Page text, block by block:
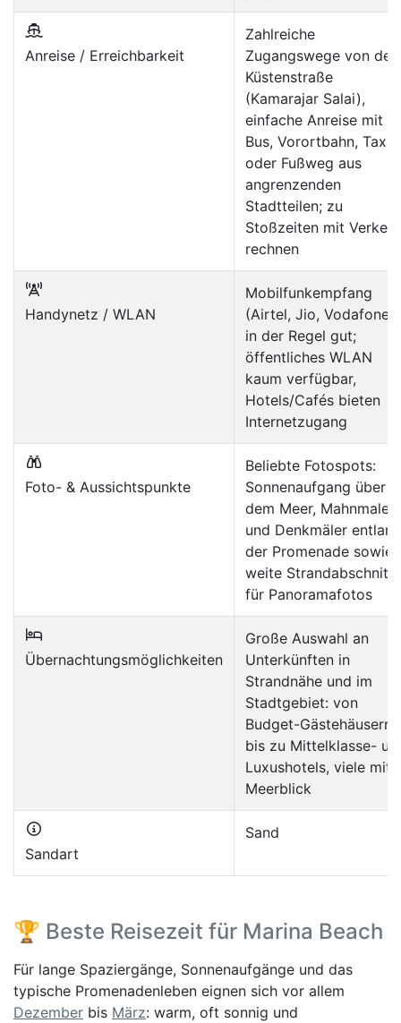
Anreise / Erreichbarkeit
Zahlreiche
Zugangswege von der
Küstenstraße
(Kamarajar Salai),
einfache Anreise mit
Bus, Vorortbahn, Taxi
oder Fußweg aus
angrenzenden
Stadtteilen; zu
Stoßzeiten mit Verkehr
rechnen
Handynetz / WLAN
Mobilfunkempfang
(Airtel, Jio, Vodafone)
in der Regel gut;
öffentliches WLAN
kaum verfügbar,
Hotels/Cafés bieten
Internetzugang
Foto- & Aussichtspunkte
Beliebte Fotospots:
Sonnenaufgang über
dem Meer, Mahnmale
und Denkmäler entlang
der Promenade sowie
weite Strandabschnitte
für Panoramafotos
Übernachtungsmöglichkeiten
Große Auswahl an
Unterkünften in
Strandnähe und im
Stadtgebiet: von
Budget-Gästehäusern
bis zu Mittelklasse-
Luxushotels, viele mit
Meerblick
Sandart
Sand
🏆 Beste Reisezeit für Marina Beach
Für lange Spaziergänge, Sonnenaufgänge und das
typische Promenadenleben eignen sich vor allem
Dezember bis März: warm, oft sonnig und